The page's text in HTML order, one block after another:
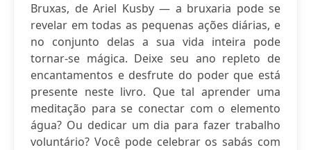
Bruxas, de Ariel Kusby — a bruxaria pode se
revelar em todas as pequenas ações diárias, e
no conjunto delas a sua vida inteira pode
tornar-se mágica. Deixe seu ano repleto de
encantamentos e desfrute do poder que está
presente neste livro. Que tal aprender uma
meditação para se conectar com o elemento
água? Ou dedicar um dia para fazer trabalho
voluntário? Você pode celebrar os sabás com